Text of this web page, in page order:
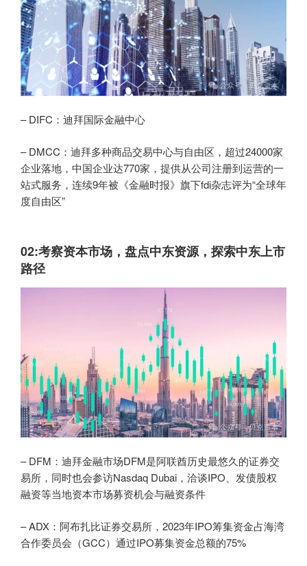
– DIFC：迪拜国际金融中心
– DMCC：迪拜多种商品交易中心与自由区，超过24000家
企业落地，中国企业达770家，提供从公司注册到运营的一
站式服务，连续9年被《金融时报》旗下fdi杂志评为“全球年
度自由区”
02:考察资本市场，盘点中东资源，探索中东上市
路径
– DFM：迪拜金融市场DFM是阿联酋历史最悠久的证券交
易所，同时也会参访Nasdaq Dubai，洽谈IPO、发债股权
融资等当地资本市场募资机会与融资条件
– ADX：阿布扎比证券交易所，2023年IPO筹集资金占海湾
合作委员会（GCC）通过IPO募集资金总额的75%